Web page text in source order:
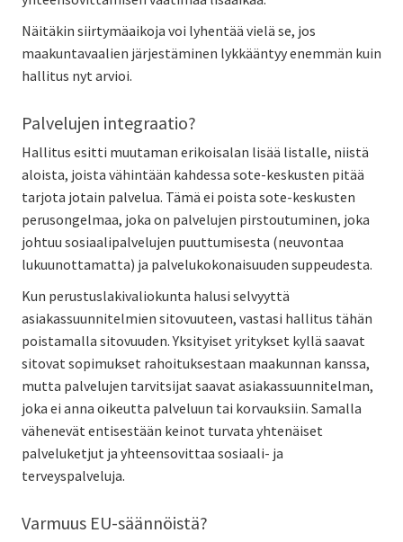
Näitäkin siirtymäaikoja voi lyhentää vielä se, jos
maakuntavaalien järjestäminen lykkääntyy enemmän kuin
hallitus nyt arvioi.
Palvelujen integraatio?
Hallitus esitti muutaman erikoisalan lisää listalle, niistä
aloista, joista vähintään kahdessa sote-keskusten pitää
tarjota jotain palvelua. Tämä ei poista sote-keskusten
perusongelmaa, joka on palvelujen pirstoutuminen, joka
johtuu sosiaalipalvelujen puuttumisesta (neuvontaa
lukuunottamatta) ja palvelukokonaisuuden suppeudesta.
Kun perustuslakivaliokunta halusi selvyyttä
asiakassuunnitelmien sitovuuteen, vastasi hallitus tähän
poistamalla sitovuuden. Yksityiset yritykset kyllä saavat
sitovat sopimukset rahoituksestaan maakunnan kanssa,
mutta palvelujen tarvitsijat saavat asiakassuunnitelman,
joka ei anna oikeutta palveluun tai korvauksiin. Samalla
vähenevät entisestään keinot turvata yhtenäiset
palveluketjut ja yhteensovittaa sosiaali- ja
terveyspalveluja.
Varmuus EU-säännöistä?